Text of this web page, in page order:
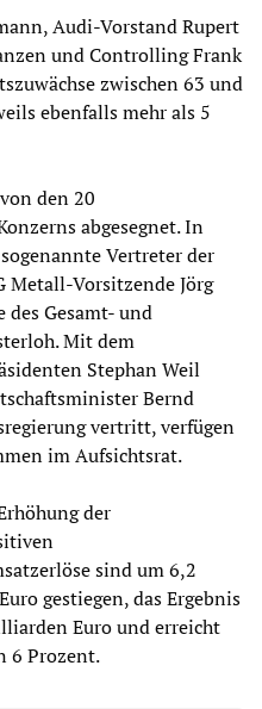
Audi-Vorstand Rupert
und Controlling Frank
zwischen 63 und
ebenfalls mehr als 5
den 20
abgesegnet. In
Vertreter der
Metall-Vorsitzende Jörg
Gesamt- und
Mit dem
Stephan Weil
Bernd
vertritt, verfügen
im Aufsichtsrat.
der
sind um 6,2
gestiegen, das Ergebnis
Euro und erreicht
6 Prozent.